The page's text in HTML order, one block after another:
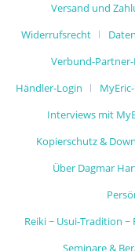
Versand und
Widerrufsrecht
Verbund-
Händler-Login
Interviews mit
Kopierschutz &
Über Dagmar
Reiki ~ Usui-Tradition ~
Seminare &